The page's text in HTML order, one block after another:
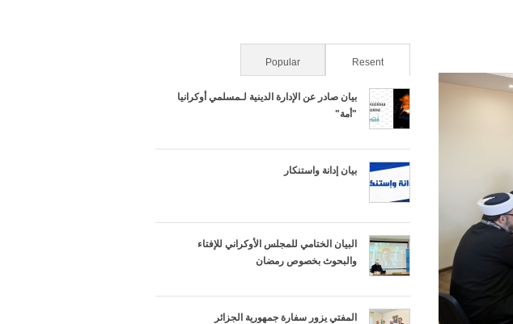
Resent (علامة التبويب النشطة)
Popular
بيان صادر عن الإدارة الدينية لـمسلمي أوكرانيا
"أمة"
بيان إدانة واستنكار
البيان الختامي للمجلس الأوكراني للإفتاء
والبحوث بخصوص رمضان
المفتي يزور سفارة جمهورية الجزائر